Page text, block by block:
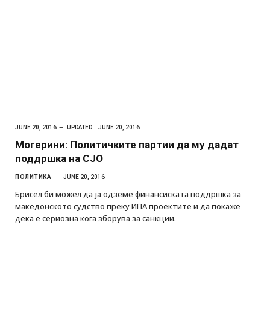
JUNE 20, 2016 UPDATED: JUNE 20, 2016
Могерини: Политичките партии да му дадат
поддршка на СЈО
ПОЛИТИКА JUNE 20, 2016
Брисел би можел да ја одземе финансиската поддршка за
македонското судство преку ИПА проектите и да покаже
дека е сериозна кога зборува за санкции.